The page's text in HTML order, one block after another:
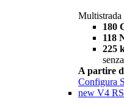
180
118
225
A partire
Configura
new V4